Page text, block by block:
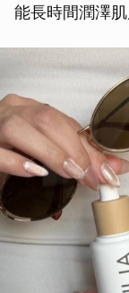
能長時間潤澤肌